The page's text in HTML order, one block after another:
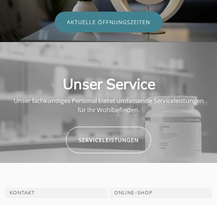
AKTUELLE ÖFFNUNGSZEITEN
Unser Service
Unser fachkundiges Personal bietet umfassende Serviceleistungen
für Ihr Wohlbefinden.
SERVICELEISTUNGEN
KONTAKT ONLINE-SHOP